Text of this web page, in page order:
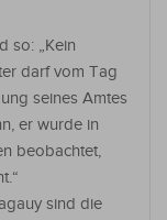
so: „Kein
darf vom Tag
seines Amtes
er wurde in
beobachtet,
sind die